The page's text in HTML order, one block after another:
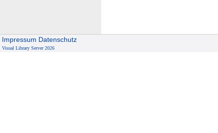
Impressum Datenschutz
Visual Library Server 2026